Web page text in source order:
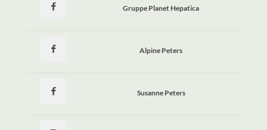
Gruppe Planet Hepatica
Alpine Peters
Susanne Peters